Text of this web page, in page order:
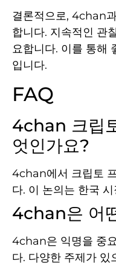
결론적으로, 4chan
합니다. 지속적인 관
요합니다. 이를 통해
입니다.
FAQ
4chan 크립
엇인가요?
4chan에서 크립토
다. 이 논의는 한국
4chan은 어
4chan은 익명을 중
다. 다양한 주제가 있